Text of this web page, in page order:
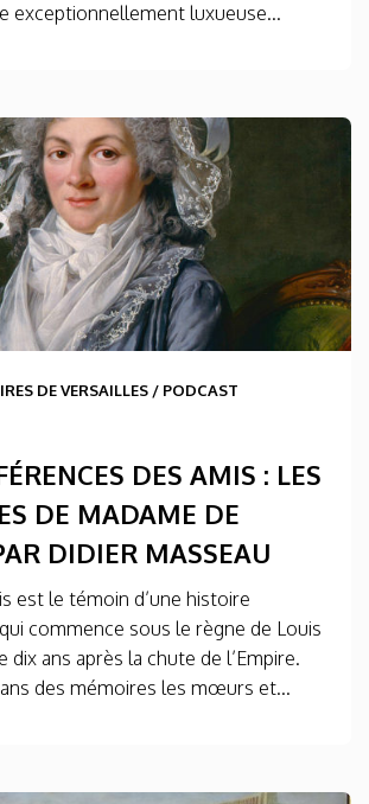
exceptionnellement luxueuse...
DE VERSAILLES / PODCAST
DES AMIS : LES
DE MADAME DE
DIDIER MASSEAU
est le témoin d’une histoire
commence sous le règne de Louis
dix ans après la chute de l’Empire.
des mémoires les mœurs et...